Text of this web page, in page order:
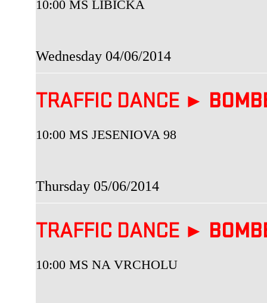
10:00 MŠ LIBICKA
Wednesday 04/06/2014
TRAFFIC DANCE ►
10:00 MS JESENIOVA 98
Thursday 05/06/2014
TRAFFIC DANCE ►
10:00 MS NA VRCHOLU